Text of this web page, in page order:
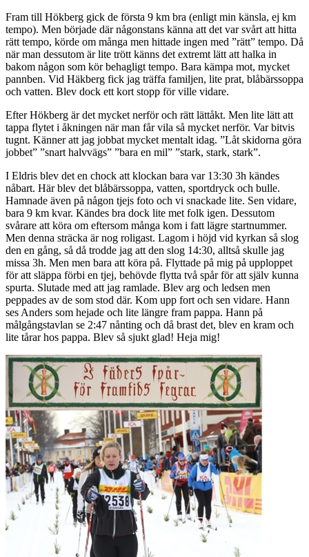
Fram till Hökberg gick de första 9 km bra (enligt min känsla, ej km
tempo). Men började där någonstans känna att det var svårt att hitta
rätt tempo, körde om många men hittade ingen med ”rätt” tempo. Då
när man dessutom är lite trött känns det extremt lätt att halka in
bakom någon som kör behagligt tempo. Bara kämpa mot, mycket
pannben. Vid Häkberg fick jag träffa familjen, lite prat, blåbärssoppa
och vatten. Blev dock ett kort stopp för ville vidare.
Efter Hökberg är det mycket nerför och rätt lättåkt. Men lite lätt att
tappa flytet i åkningen när man får vila så mycket nerför. Var bitvis
tugnt. Känner att jag jobbat mycket mentalt idag. ”Låt skidorna göra
jobbet” ”snart halvvägs” ”bara en mil” ”stark, stark, stark”.
I Eldris blev det en chock att klockan bara var 13:30 3h kändes
nåbart. Här blev det blåbärssoppa, vatten, sportdryck och bulle.
Hamnade även på någon tjejs foto och vi snackade lite. Sen vidare,
bara 9 km kvar. Kändes bra dock lite met folk igen. Dessutom
svårare att köra om eftersom många kom i fatt lägre startnummer.
Men denna sträcka är nog roligast. Lagom i höjd vid kyrkan så slog
den en gång, så då trodde jag att den slog 14:30, alltså skulle jag
missa 3h. Men men bara att köra på. Flyttade på mig på upploppet
för att släppa förbi en tjej, behövde flytta två spår för att själv kunna
spurta. Slutade med att jag ramlade. Blev arg och ledsen men
peppades av de som stod där. Kom upp fort och sen vidare. Hann
ses Anders som hejade och lite längre fram pappa. Hann på
målgångstavlan se 2:47 nånting och då brast det, blev en kram och
lite tårar hos pappa. Blev så sjukt glad! Heja mig!